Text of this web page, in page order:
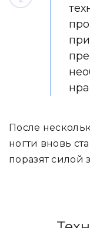
После
ногти вновь
поразят силой